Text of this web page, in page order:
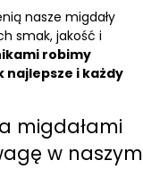
nasze migdały
smak, jakość i
robimy
najlepsze i każdy
migdałami
w naszym